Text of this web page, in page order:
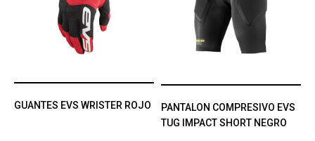
GUANTES EVS WRISTER ROJO
PANTALON COMPRESIVO EVS
TUG IMPACT SHORT NEGRO